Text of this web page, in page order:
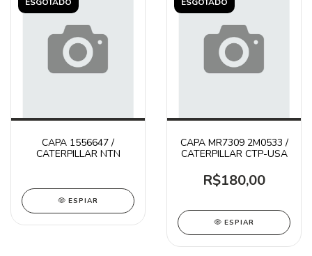
CAPA 1556647 /
CATERPILLAR NTN
ESPIAR
CAPA MR7309 2M0533 /
CATERPILLAR CTP-USA
R$180,00
ESPIAR